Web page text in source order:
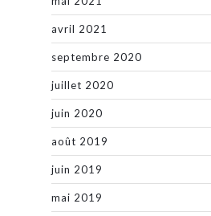
avril 2021
septembre 2020
juillet 2020
juin 2020
août 2019
juin 2019
mai 2019